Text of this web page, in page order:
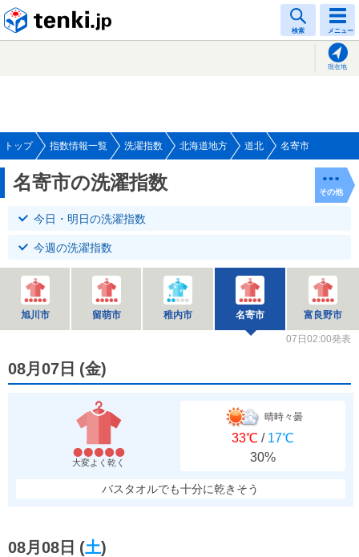
検索 メニュー
現在地
トップ 指数情報一覧 洗濯指数 北海道地方 道北 名寄市
名寄市の洗濯指数 その他
今日・明日の洗濯指数
今週の洗濯指数
旭川市 留萌市 稚内市 名寄市 富良野市
07日02:00発表
08月07日 (金)
大変よく乾く
晴時々曇
33℃ / 17℃
30%
バスタオルでも十分に乾きそう
08月08日 (土)